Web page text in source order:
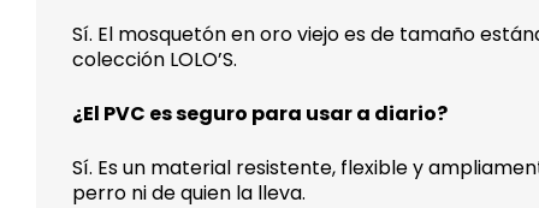
Sí. El mosquetón en oro viejo es de tamaño
colección LOLO’S.
¿El PVC es seguro para usar a diario?
Sí. Es un material resistente, flexible y
perro ni de quien la lleva.